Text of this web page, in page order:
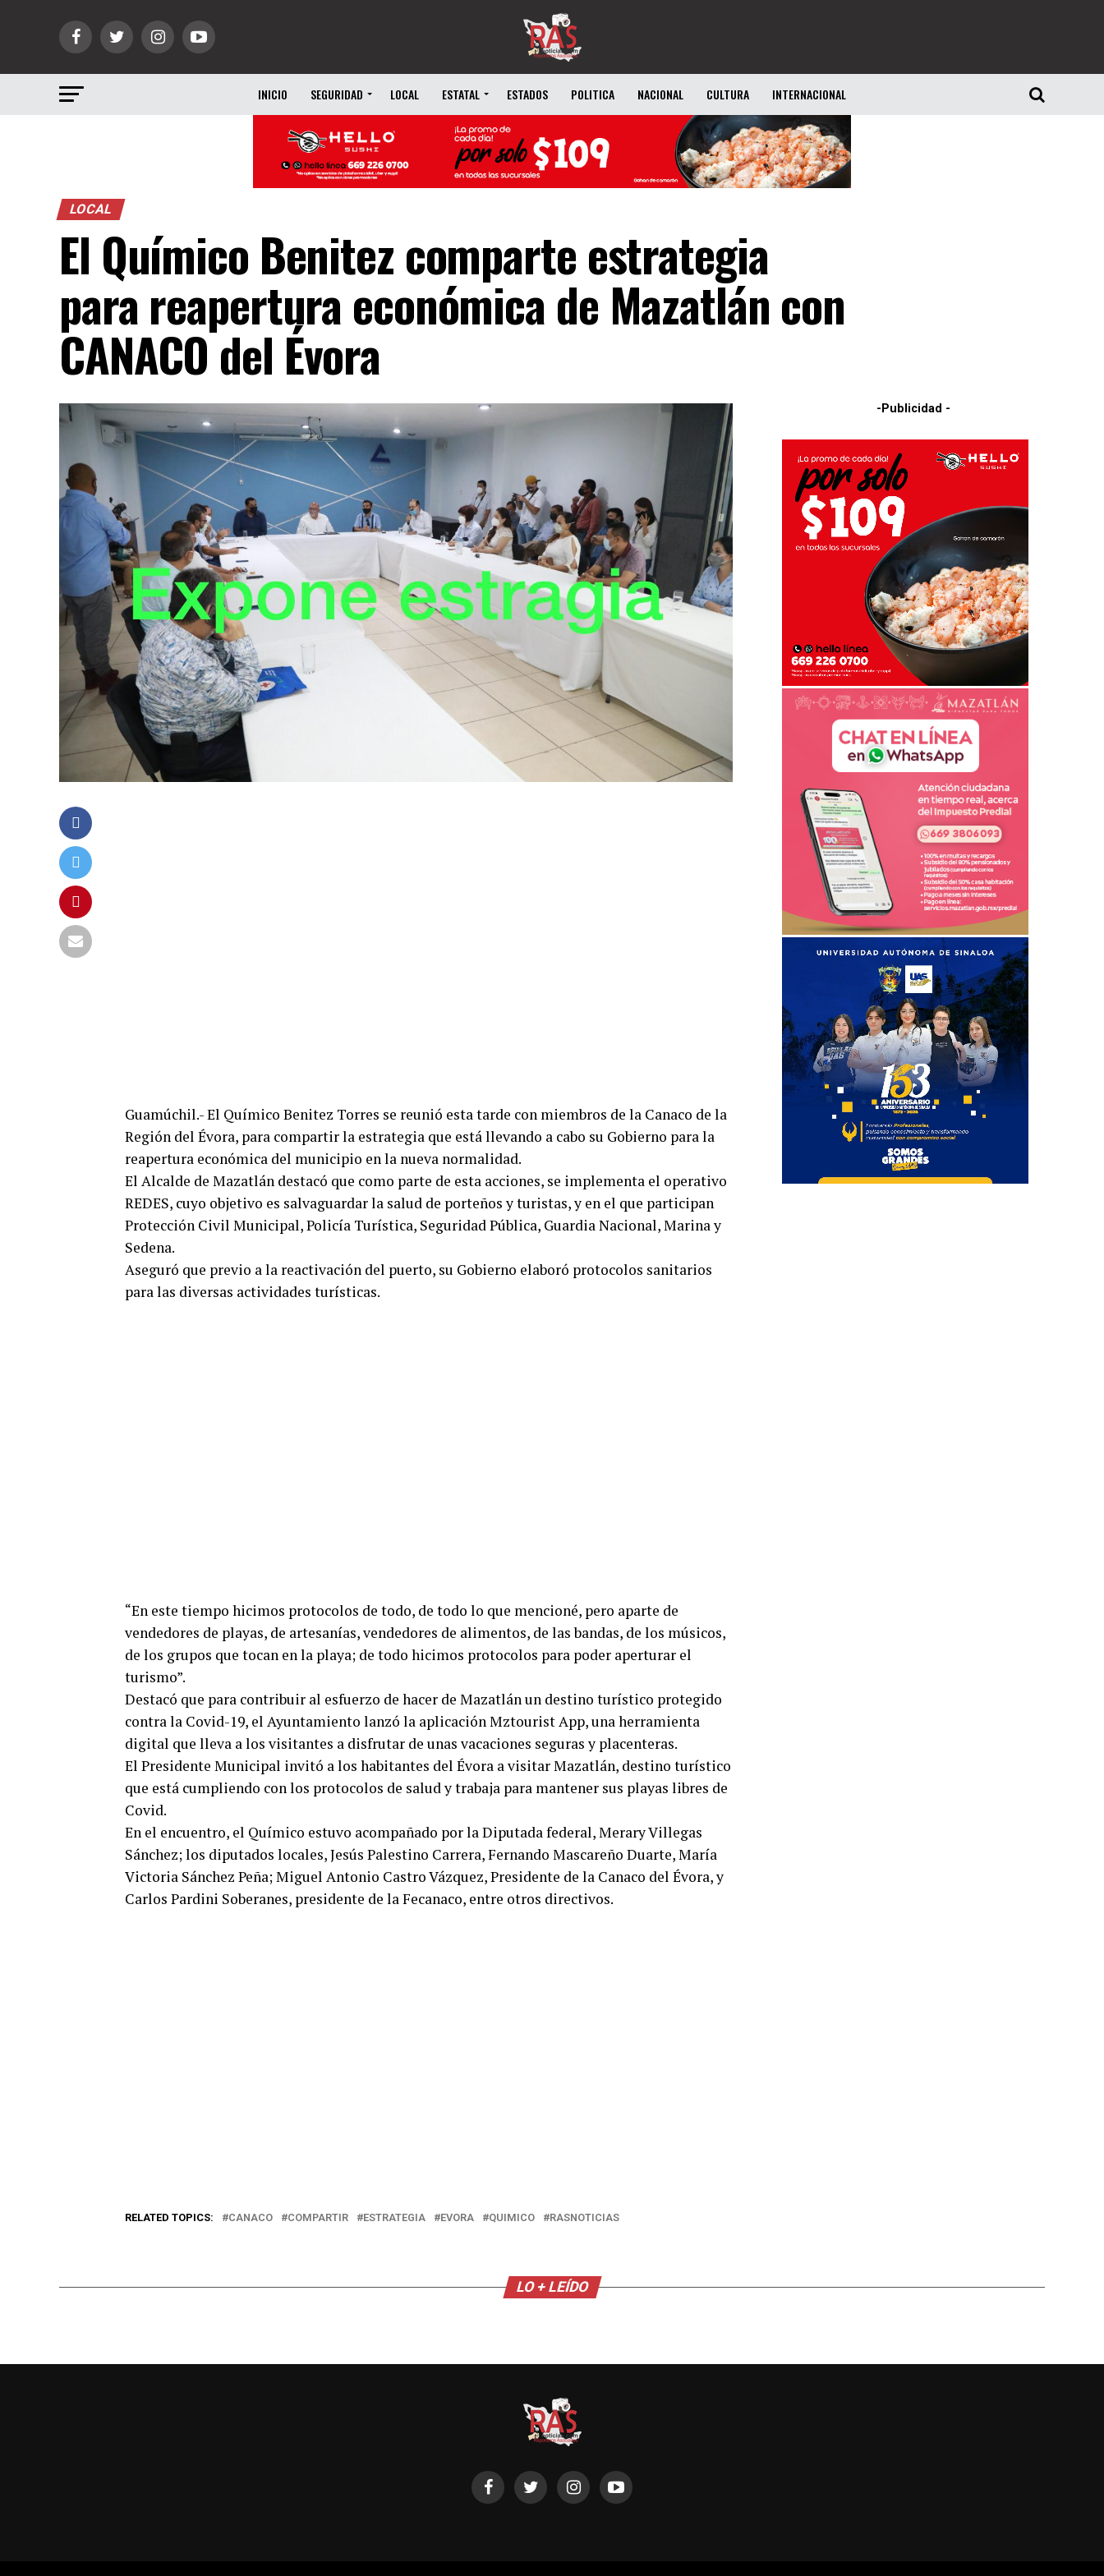
INICIO SEGURIDAD LOCAL ESTATAL ESTADOS POLITICA NACIONAL CULTURA INTERNACIONAL
LOCAL
El Químico Benitez comparte estrategia
para reapertura económica de Mazatlán con
CANACO del Évora
Guamúchil.- El Químico Benitez Torres se reunió esta tarde con miembros de la Canaco de la
Región del Évora, para compartir la estrategia que está llevando a cabo su Gobierno para la
reapertura económica del municipio en la nueva normalidad.
El Alcalde de Mazatlán destacó que como parte de esta acciones, se implementa el operativo
REDES, cuyo objetivo es salvaguardar la salud de porteños y turistas, y en el que participan
Protección Civil Municipal, Policía Turística, Seguridad Pública, Guardia Nacional, Marina y
Sedena.
Aseguró que previo a la reactivación del puerto, su Gobierno elaboró protocolos sanitarios
para las diversas actividades turísticas.
“En este tiempo hicimos protocolos de todo, de todo lo que mencioné, pero aparte de
vendedores de playas, de artesanías, vendedores de alimentos, de las bandas, de los músicos,
de los grupos que tocan en la playa; de todo hicimos protocolos para poder aperturar el
turismo”.
Destacó que para contribuir al esfuerzo de hacer de Mazatlán un destino turístico protegido
contra la Covid-19, el Ayuntamiento lanzó la aplicación Mztourist App, una herramienta
digital que lleva a los visitantes a disfrutar de unas vacaciones seguras y placenteras.
El Presidente Municipal invitó a los habitantes del Évora a visitar Mazatlán, destino turístico
que está cumpliendo con los protocolos de salud y trabaja para mantener sus playas libres de
Covid.
En el encuentro, el Químico estuvo acompañado por la Diputada federal, Merary Villegas
Sánchez; los diputados locales, Jesús Palestino Carrera, Fernando Mascareño Duarte, María
Victoria Sánchez Peña; Miguel Antonio Castro Vázquez, Presidente de la Canaco del Évora, y
Carlos Pardini Soberanes, presidente de la Fecanaco, entre otros directivos.
RELATED TOPICS: CANACO COMPARTIR ESTRATEGIA EVORA QUIMICO RASNOTICIAS
-Publicidad -
LO + LEÍDO